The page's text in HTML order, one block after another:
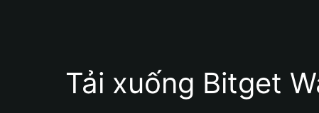
Tải xuống Bitget